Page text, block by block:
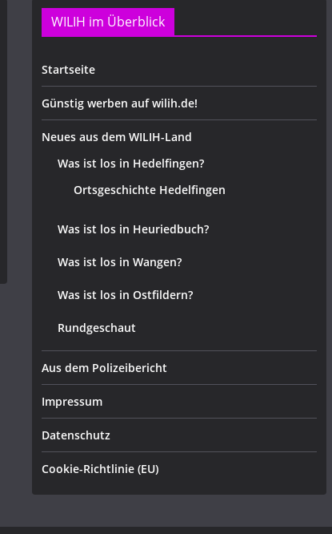
WILIH im Überblick
Startseite
Günstig werben auf wilih.de!
Neues aus dem WILIH-Land
Was ist los in Hedelfingen?
Ortsgeschichte Hedelfingen
Was ist los in Heuriedbuch?
Was ist los in Wangen?
Was ist los in Ostfildern?
Rundgeschaut
Aus dem Polizeibericht
Impressum
Datenschutz
Cookie-Richtlinie (EU)